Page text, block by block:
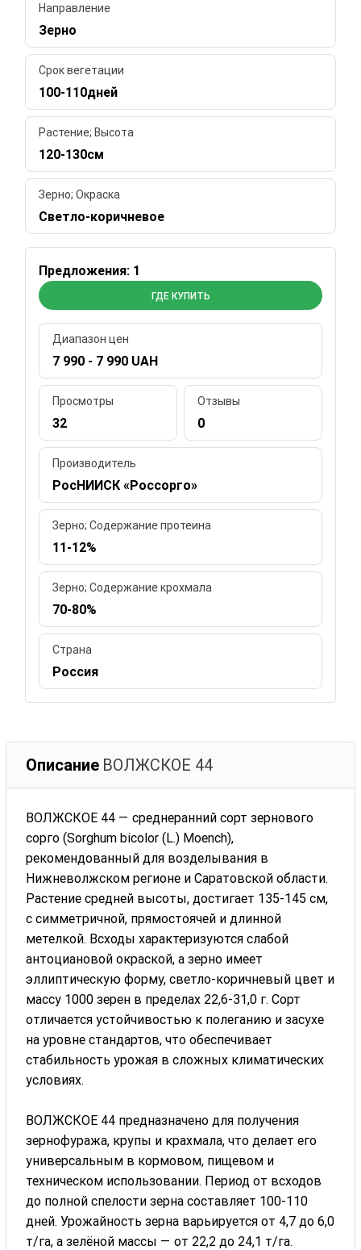
Направление
Зерно
Срок вегетации
100-110дней
Растение; Высота
120-130см
Зерно; Окраска
Светло-коричневое
Предложения: 1
ГДЕ КУПИТЬ
Диапазон цен
7 990 - 7 990 UAH
Просмотры
32
Отзывы
0
Производитель
РосНИИСК «Россорго»
Зерно; Содержание протеина
11-12%
Зерно; Содержание крохмала
70-80%
Страна
Россия
Описание ВОЛЖСКОЕ 44
ВОЛЖСКОЕ 44 — среднеранний сорт зернового
сорго (Sorghum bicolor (L.) Moench),
рекомендованный для возделывания в
Нижневолжском регионе и Саратовской области.
Растение средней высоты, достигает 135-145 см,
с симметричной, прямостоячей и длинной
метелкой. Всходы характеризуются слабой
антоциановой окраской, а зерно имеет
эллиптическую форму, светло-коричневый цвет и
массу 1000 зерен в пределах 22,6-31,0 г. Сорт
отличается устойчивостью к полеганию и засухе
на уровне стандартов, что обеспечивает
стабильность урожая в сложных климатических
условиях.
ВОЛЖСКОЕ 44 предназначено для получения
зернофуража, крупы и крахмала, что делает его
универсальным в кормовом, пищевом и
техническом использовании. Период от всходов
до полной спелости зерна составляет 100-110
дней. Урожайность зерна варьируется от 4,7 до 6,0
т/га, а зелёной массы — от 22,2 до 24,1 т/га.